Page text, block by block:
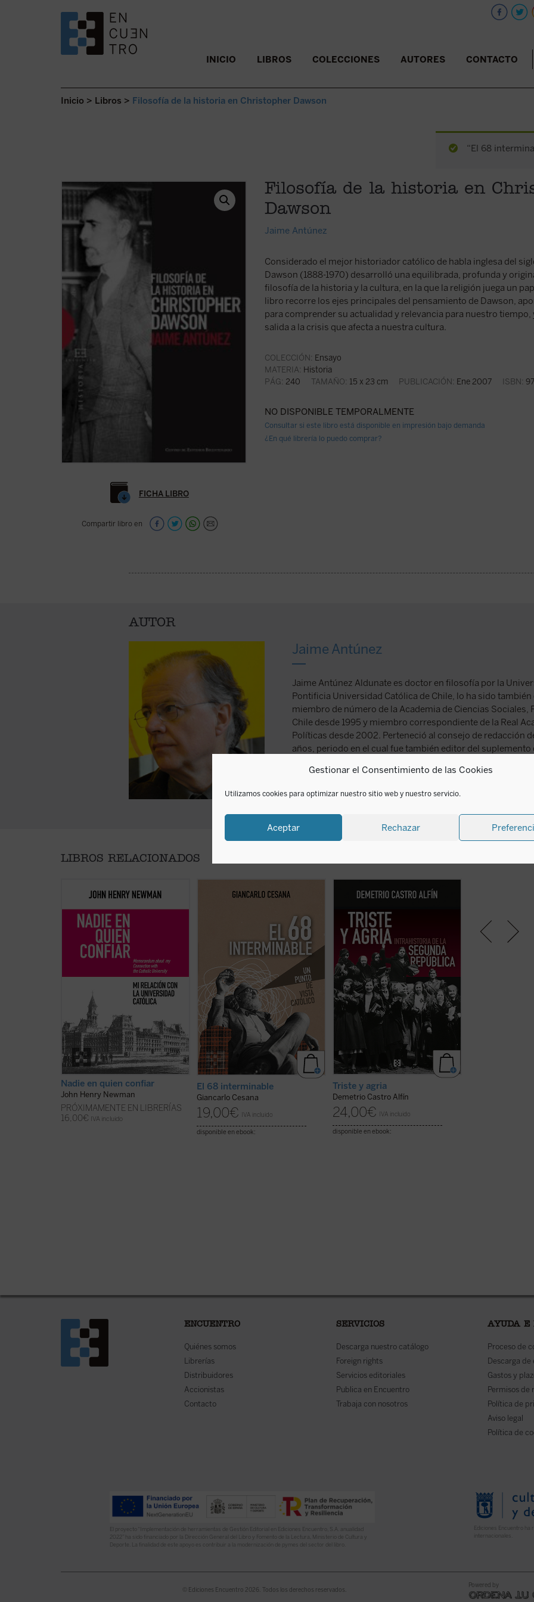
Gestionar el Consentimiento de las Cookies
Utilizamos cookies para optimizar nuestro sitio web y nuestro servicio.
Aceptar Rechazar
SALTAR AL CONTENIDO. INICIO LIBROS COLECCIONES AUTORES CONTACTO
Inicio > Libros > Filosofía de la historia en Christopher Dawson
“El 68
FICHA LIBRO
Compartir libro en
Filosofía de la historia en
Dawson
Jaime Antúnez
Considerado el mejor historiador católico de habla inglesa del
Dawson (1888-1970) desarrolló una equilibrada, profunda y
filosofía de la historia y la cultura, en la que la religión juega un
libro recorre los ejes principales del pensamiento de Dawson,
para comprender su actualidad y relevancia para nuestro
salida a la crisis que afecta a nuestra cultura.
COLECCIÓN: Ensayo
MATERIA: Historia
PÁG: 240 TAMAÑO: 15 x 23 cm PUBLICACIÓN: Ene 2007 ISBN:
NO DISPONIBLE TEMPORALMENTE
Consultar si este libro está disponible en impresión bajo demanda
¿En qué librería lo puedo comprar?
AUTOR
Jaime Antúnez
Jaime Antúnez Aldunate es doctor en filosofía por la
Pontificia Universidad Católica de Chile, lo ha sido
miembro de número de la Academia de Ciencias
Chile desde 1995 y miembro correspondiente de la Real
Políticas desde 2002. Perteneció al consejo de redacción
años, periodo en el cual fue también editor del suplemento
medio. Desde 1995 es director de Humanitas. Revista de
la Pontificia Universidad Católica de Chile. En
LIBROS RELACIONADOS
Este libro recupera el memorando
en 1873 para dar su versión de
aquel estrepitoso y lamentable
fracaso. El autor desgrana sus
constantes desencuentros con el
arzobispo Paul Cullen y la
jerarquía católica, motivados
principalmente por una convicción
inquebrantable: los laicos deben ...
(ver ficha)
Nadie en quien confiar
John Henry Newman
PRÓXIMAMENTE EN LIBRERÍAS
16,00€ IVA incluido
Giancarlo Cesana afirma que
partir de su experiencia personal,
juzga los acontecimientos de 1968
y la ruptura con la tradición,
considerando también sus
consecuencias sociales, políticas y
morales, normalmente poco
investigadas....(ver ficha)
El 68 interminable
Giancarlo Cesana
19,00€ IVA incluido
disponible en ebook:
Triste y agria. Intrahistoria de la
ciertos mecanismos internos del
régimen para examinar
fragilidades estructurales de sus
cimientos políticos y en su fracaso
para lograr la lealtad de grandes
sectores de la población española.
Un ensayo que interpela tanto al
especialista ...(ver ficha)
Triste y agria
Demetrio Castro Alfín
24,00€ IVA incluido
disponible en ebook:
mártires, en
explosión
la persecución
ENCUENTRO
Quiénes somos
Librerías
Distribuidores
Accionistas
Contacto
SERVICIOS
Descarga nuestro catálogo
Foreign rights
Servicios editoriales
Publica en Encuentro
Trabaja con nosotros
AYUDA E
Proceso de
Descarga de
Gastos y
Permisos de
Política de
Aviso legal
Política de
El proyecto “Implementación de herramientas de Gestión Editorial en Ediciones Encuentro, S.A. anualidad
2022” ha sido financiado por la Dirección General del Libro y Fomento de la Lectura, Ministerio de Cultura y
Deporte. La finalidad de este apoyo es contribuir a la modernización de pymes del sector del libro.
Ediciones Encuentro
© Ediciones Encuentro 2026. Todos los derechos reservados.
Powered by